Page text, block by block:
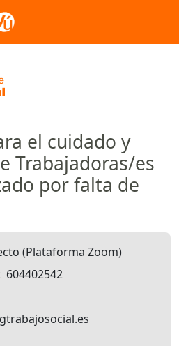
el cuidado y
Trabajadoras/es
por falta de
(Plataforma Zoom)
604402542